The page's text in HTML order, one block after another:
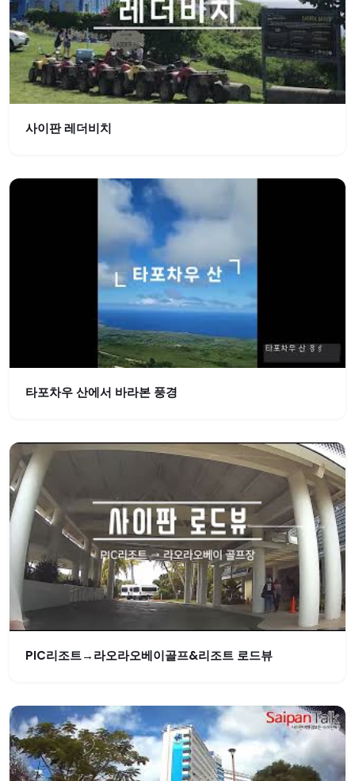
사이판 레더비치
타포차우 산에서 바라본 풍경
PIC리조트→라오라오베이골프&리조트 로드뷰